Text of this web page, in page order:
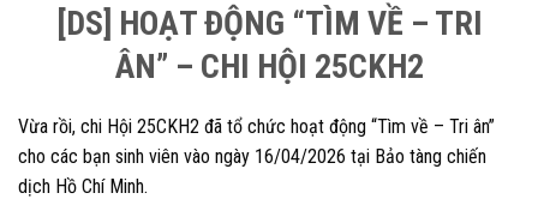
[DS] HOẠT ĐỘNG “TÌM VỀ – TRI
ÂN” – CHI HỘI 25CKH2
Vừa rồi, chi Hội 25CKH2 đã tổ chức hoạt động “Tìm về – Tri ân”
cho các bạn sinh viên vào ngày 16/04/2026 tại Bảo tàng chiến
dịch Hồ Chí Minh.